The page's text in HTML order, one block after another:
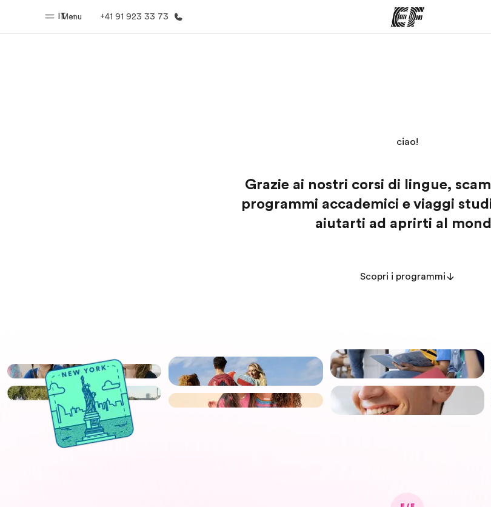
Menu
IT +41 91 923 33 73
ciao!
Grazie ai nostri corsi di lingue,
programmi accademici e viaggi
aiutarti ad aprirti al
Scopri i programmi